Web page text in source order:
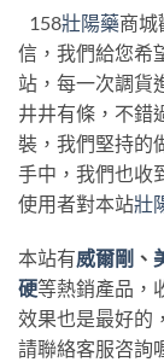
158壯陽藥商城
信，我們給您希
站，每一次調貨
井井有條，不錯
裝，我們堅持的
手中，我們也收
使用者對本站壯
本站有威爾剛 、
硬等熱銷產品，
效果也是最好的
請聯絡客服咨詢